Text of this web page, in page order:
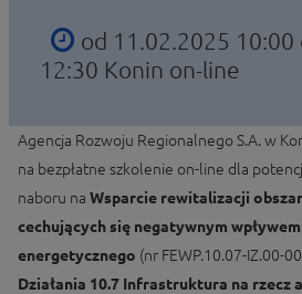
od 11.02.2025 10:00
12:30 Konin on-line
Agencja Rozwoju Regionalnego S.A. w
na bezpłatne szkolenie on-line dla
naboru na Wsparcie rewitalizacji
cechujących się negatywnym
energetycznego (nr FEWP.10.07-IZ.00-
Działania 10.7 Infrastruktura na rzecz